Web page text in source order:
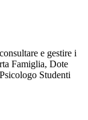
e gestire i
Famiglia, Dote
Studenti